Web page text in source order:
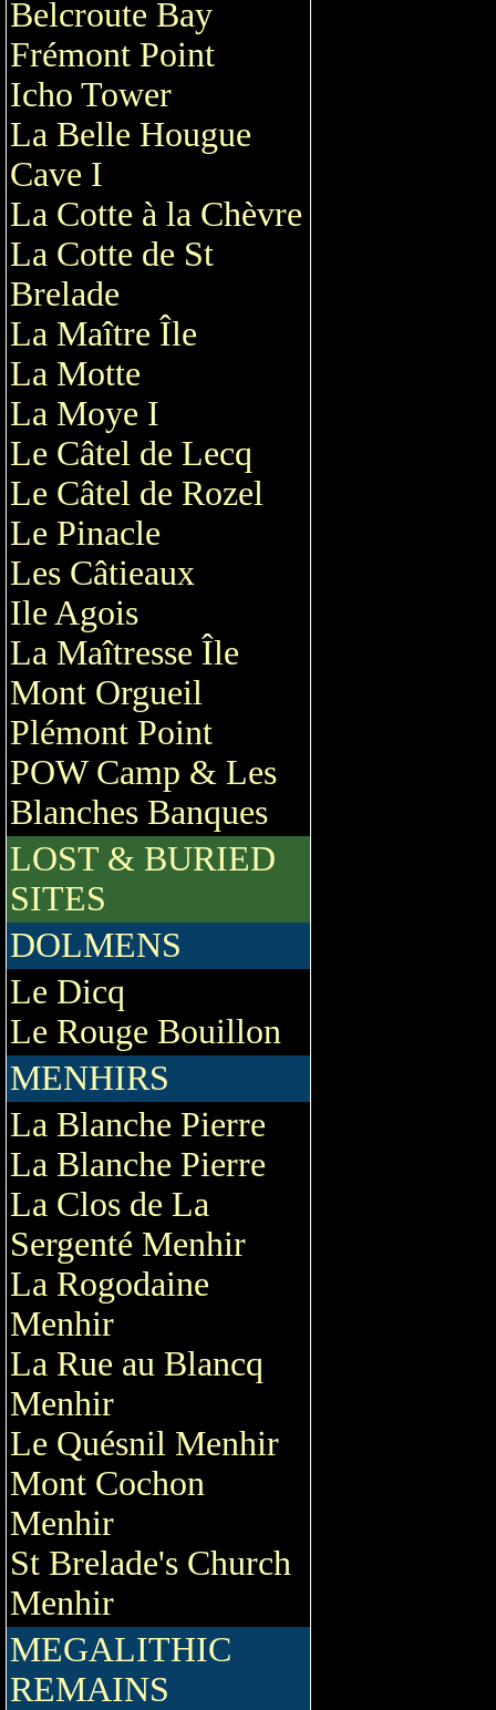
Belcroute Bay
Frémont Point
Icho Tower
La Belle Hougue
Cave I
La Cotte à la Chèvre
La Cotte de St
Brelade
La Maître Île
La Motte
La Moye I
Le Câtel de Lecq
Le Câtel de Rozel
Le Pinacle
Les Câtieaux
Ile Agois
La Maîtresse Île
Mont Orgueil
Plémont Point
POW Camp & Les
Blanches Banques
LOST & BURIED
SITES
DOLMENS
Le Dicq
Le Rouge Bouillon
MENHIRS
La Blanche Pierre
La Blanche Pierre
La Clos de La
Sergenté Menhir
La Rogodaine
Menhir
La Rue au Blancq
Menhir
Le Quésnil Menhir
Mont Cochon
Menhir
St Brelade's Church
Menhir
MEGALITHIC
REMAINS